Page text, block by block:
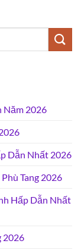
Năm 2026
Dẫn Nhất 2026
Tang 2026
Hấp Dẫn Nhất
2026